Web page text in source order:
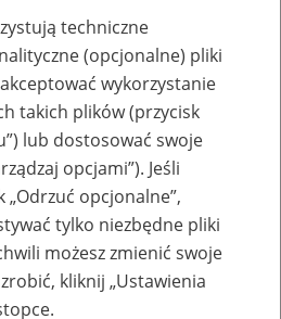
Aktywni 50+
techniczne
(opcjonalne) pliki
wykorzystanie
takich plików (przycisk
lub dostosować swoje
opcjami”). Jeśli
„Odrzuć opcjonalne”,
tylko niezbędne pliki
możesz zmienić swoje
kliknij „Ustawienia